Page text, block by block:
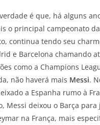
é que, há alguns
o principal campeonato
continua tendo seu
e Barcelona chamando
como a Champions
não haverá mais Messi.
a Espanha rumo à
Messi deixou o Barça para
na França, mais